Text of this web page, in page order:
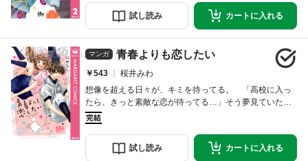
分かってはいるけど、ほなみは藤原くんの天然すぎる発
言にドキドキしっぱなし！ そして、ほなみはいつしか
自分の気持ちに気がついて…？
試し読み カートに入れる
マンガ 青春よりも恋したい
￥543
桜井みわ
想像を超える日々が、キミを待ってる。 「高校に入っ
たら、きっと素敵な恋が待ってる…」そう夢見ていたの
に、強豪野球部のマネージャーになってしまったひな
た。そこにいたのは…超きまぐれのエース投手!? 別マ
の大注目作家、初のコミックス！ 【同時収録】いつも
ふたりごと 試し読み カートに入れる